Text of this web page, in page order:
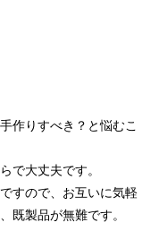
作りすべき？と悩むこ
で大丈夫です。
すので、お互いに気軽
既製品が無難です。